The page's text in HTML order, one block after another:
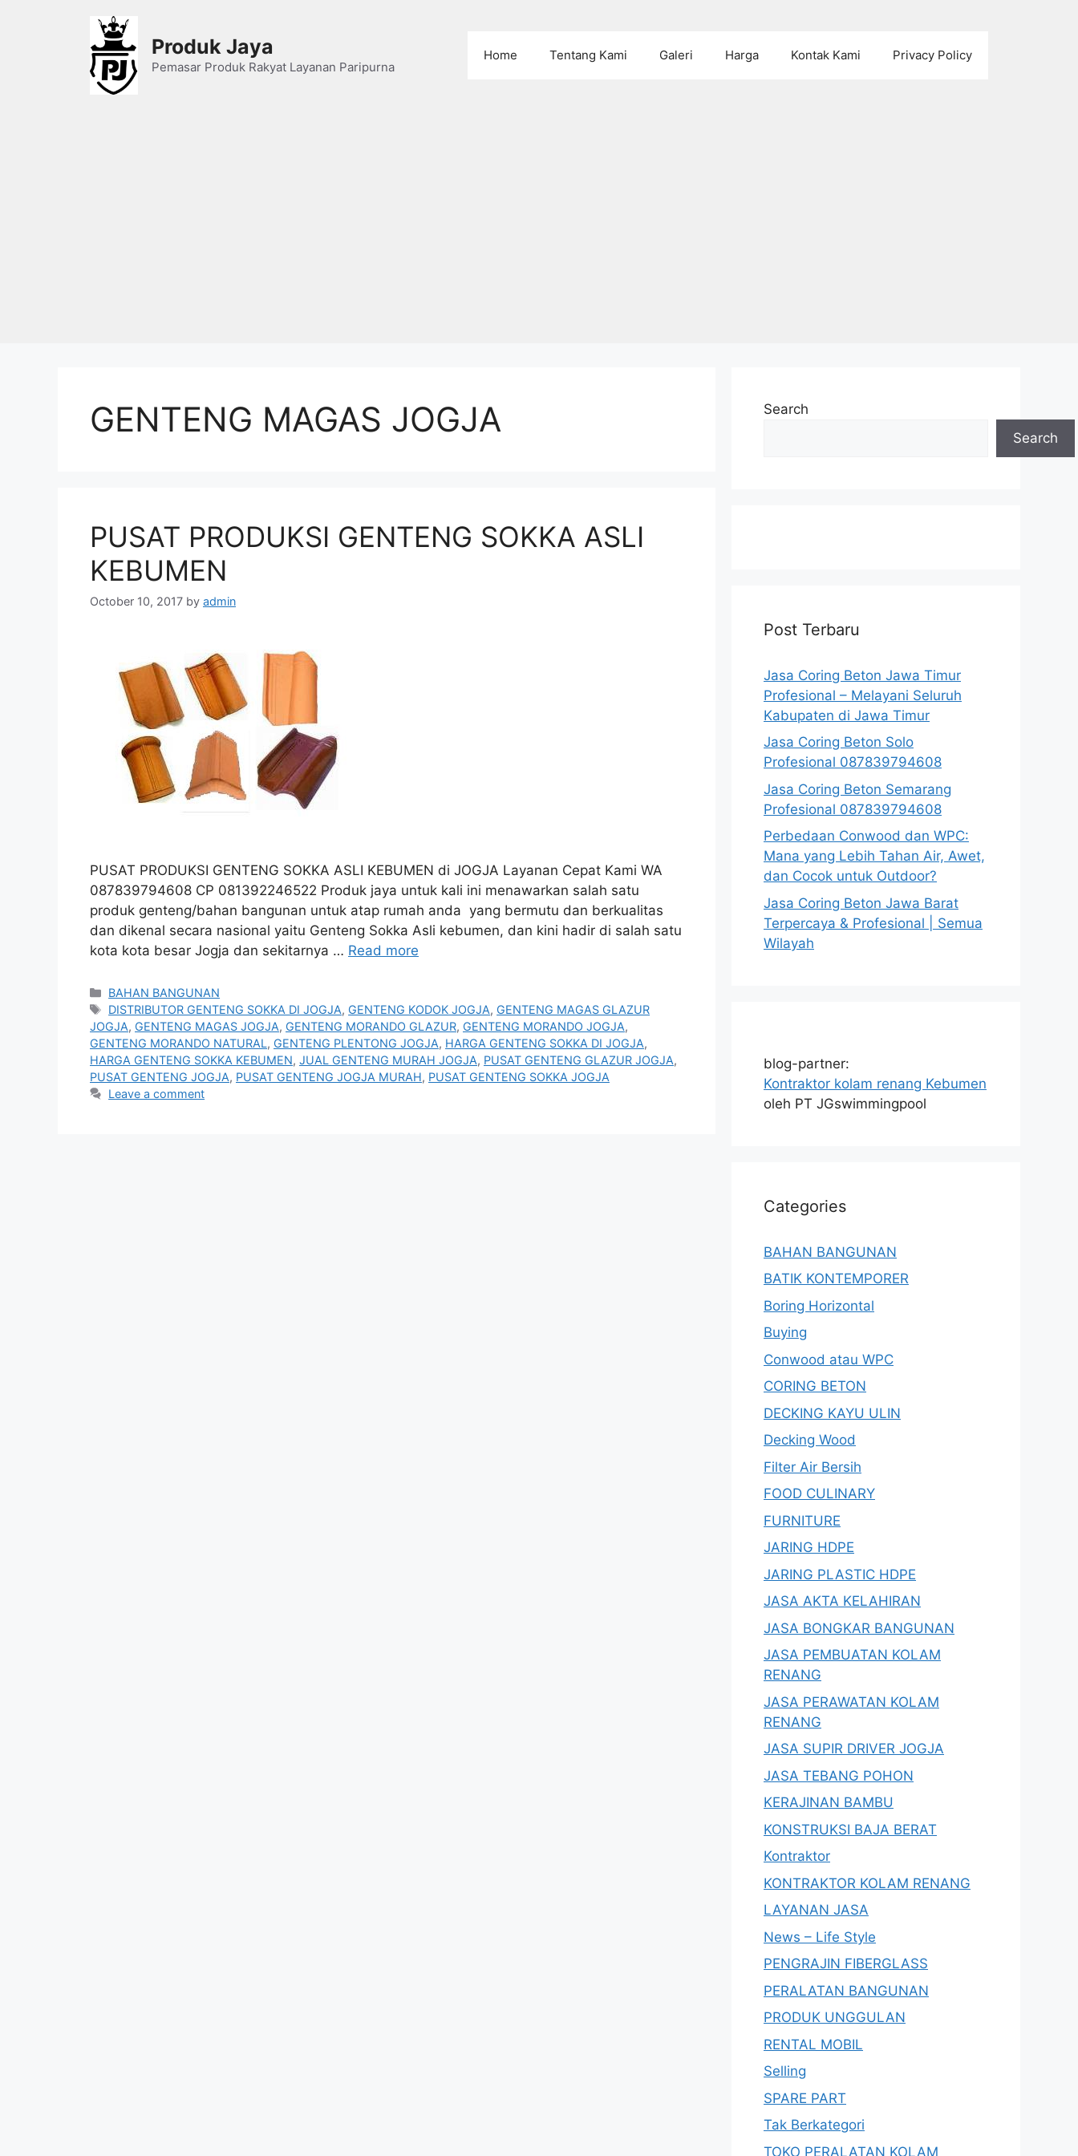
Produk Jaya
Pemasar Produk Rakyat Layanan Paripurna
Home Tentang Kami Galeri Harga Kontak Kami Privacy Policy
GENTENG MAGAS JOGJA
PUSAT PRODUKSI GENTENG SOKKA ASLI
KEBUMEN
October 10, 2017 by admin
PUSAT PRODUKSI GENTENG SOKKA ASLI KEBUMEN di JOGJA Layanan Cepat Kami WA
087839794608 CP 081392246522 Produk jaya untuk kali ini menawarkan salah satu
produk genteng/bahan bangunan untuk atap rumah anda yang bermutu dan berkualitas
dan dikenal secara nasional yaitu Genteng Sokka Asli kebumen, dan kini hadir di salah satu
kota kota besar Jogja dan sekitarnya … Read more
Categories
BAHAN BANGUNAN
Tags
DISTRIBUTOR GENTENG SOKKA DI JOGJA, GENTENG KODOK JOGJA, GENTENG MAGAS GLAZUR
JOGJA, GENTENG MAGAS JOGJA, GENTENG MORANDO GLAZUR, GENTENG MORANDO JOGJA,
GENTENG MORANDO NATURAL, GENTENG PLENTONG JOGJA, HARGA GENTENG SOKKA DI JOGJA,
HARGA GENTENG SOKKA KEBUMEN, JUAL GENTENG MURAH JOGJA, PUSAT GENTENG GLAZUR JOGJA,
PUSAT GENTENG JOGJA, PUSAT GENTENG JOGJA MURAH, PUSAT GENTENG SOKKA JOGJA
Leave a comment
Search
Search
Post Terbaru
Jasa Coring Beton Jawa Timur
Profesional – Melayani Seluruh
Kabupaten di Jawa Timur
Jasa Coring Beton Solo
Profesional 087839794608
Jasa Coring Beton Semarang
Profesional 087839794608
Perbedaan Conwood dan WPC:
Mana yang Lebih Tahan Air, Awet,
dan Cocok untuk Outdoor?
Jasa Coring Beton Jawa Barat
Terpercaya & Profesional | Semua
Wilayah
blog-partner:
Kontraktor kolam renang Kebumen
oleh PT JGswimmingpool
Categories
BAHAN BANGUNAN
BATIK KONTEMPORER
Boring Horizontal
Buying
Conwood atau WPC
CORING BETON
DECKING KAYU ULIN
Decking Wood
Filter Air Bersih
FOOD CULINARY
FURNITURE
JARING HDPE
JARING PLASTIC HDPE
JASA AKTA KELAHIRAN
JASA BONGKAR BANGUNAN
JASA PEMBUATAN KOLAM
RENANG
JASA PERAWATAN KOLAM
RENANG
JASA SUPIR DRIVER JOGJA
JASA TEBANG POHON
KERAJINAN BAMBU
KONSTRUKSI BAJA BERAT
Kontraktor
KONTRAKTOR KOLAM RENANG
LAYANAN JASA
News – Life Style
PENGRAJIN FIBERGLASS
PERALATAN BANGUNAN
PRODUK UNGGULAN
RENTAL MOBIL
Selling
SPARE PART
Tak Berkategori
TOKO PERALATAN KOLAM